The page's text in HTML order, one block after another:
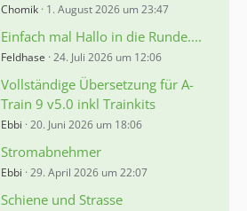
Chomik 1. August 2026 um 23:47
Einfach mal Hallo in die Runde....
Feldhase 24. Juli 2026 um 12:06
Vollständige Übersetzung für A-
Train 9 v5.0 inkl Trainkits
Ebbi 20. Juni 2026 um 18:06
Stromabnehmer
Ebbi 29. April 2026 um 22:07
Schiene und Strasse